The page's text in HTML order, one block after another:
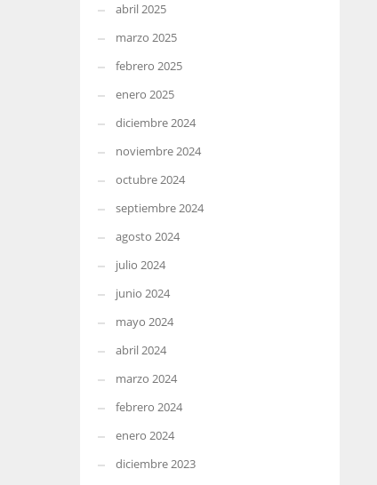
abril 2025
marzo 2025
febrero 2025
enero 2025
diciembre 2024
noviembre 2024
octubre 2024
septiembre 2024
agosto 2024
julio 2024
junio 2024
mayo 2024
abril 2024
marzo 2024
febrero 2024
enero 2024
diciembre 2023